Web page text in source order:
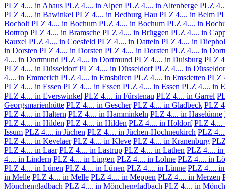
PLZ 4.... in Ahaus PLZ 4.... in Alpen PLZ 4.... in Altenberge PLZ
PLZ 4.... in Bawinkel PLZ 4.... in Bedburg Hau PLZ 4.... in Belm
Bocholt PLZ 4.... in Bochum PLZ 4.... in Bochum PLZ 4.... in
Bottrop PLZ 4.... in Bramsche PLZ 4.... in Brüggen PLZ 4.... in
Rauxel PLZ 4.... in Coesfeld PLZ 4.... in Datteln PLZ 4.... in
in Dorsten PLZ 4.... in Dorsten PLZ 4.... in Dorsten PLZ 4.... in
4.... in Dortmund PLZ 4.... in Dortmund PLZ 4.... in Duisburg PLZ
PLZ 4.... in Düsseldorf PLZ 4.... in Düsseldorf PLZ 4.... in
4.... in Emmerich PLZ 4.... in Emsbüren PLZ 4.... in Emsdetten PLZ
PLZ 4.... in Essen PLZ 4.... in Essen PLZ 4.... in Essen PLZ 4.... in
PLZ 4.... in Everswinkel PLZ 4.... in Fürstenau PLZ 4.... in Garrel
Georgsmarienhütte PLZ 4.... in Gescher PLZ 4.... in Gladbeck PLZ
PLZ 4.... in Haltern PLZ 4.... in Hamminkeln PLZ 4.... in Haselünne
PLZ 4.... in Hilden PLZ 4.... in Hilden PLZ 4.... in Holdorf PLZ 4....
Issum PLZ 4.... in Jüchen PLZ 4.... in Jüchen-Hochneukirch PLZ
PLZ 4.... in Kevelaer PLZ 4.... in Kleve PLZ 4.... in Kranenburg
PLZ 4.... in Laar PLZ 4.... in Lastrup PLZ 4.... in Lathen PLZ 4.... in
4.... in Lindern PLZ 4.... in Lingen PLZ 4.... in Lohne PLZ 4.... in
PLZ 4.... in Lünen PLZ 4.... in Lünen PLZ 4.... in Lünne PLZ 4....
in Melle PLZ 4.... in Melle PLZ 4.... in Meppen PLZ 4.... in Merzen
Mönchengladbach PLZ 4.... in Mönchengladbach PLZ 4.... in